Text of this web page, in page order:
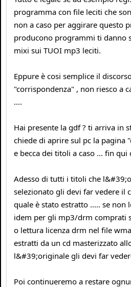
programma con file leciti che
non a caso per aggirare questo
producono programmi ti danno
mixi sui TUOI mp3 leciti.
Eppure è cosi semplice il
"corrispondenza" , non riesco a
....
Hai presente la gdf ? ti arriva in
chiede di aprire sul pc la pagina
e becca dei titoli a caso ... fin qui
Adesso di tutti i titoli che
selezionato gli devi far vedere il
quale è stato estratto ..... se non
idem per gli mp3/drm comprati
o lettura licenza drm nel file
estratti da un cd masterizzato
l&#39;originale gli devi far
Poi continueremo a restare